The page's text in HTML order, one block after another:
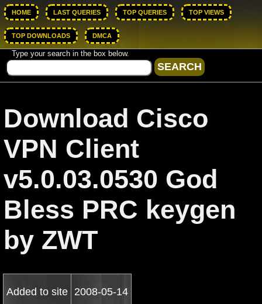
HOME LAST QUERIES TOP QUERIES TOP VIEWS
TOP DOWNLOADS DMCA
Type your search in the box below.
Download Cisco
VPN Client
v5.0.03.0530 God
Bless PRC keygen
by ZWT
Added to site 2008-05-14